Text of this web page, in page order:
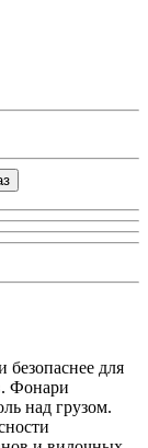
для
Фонари
над грузом.